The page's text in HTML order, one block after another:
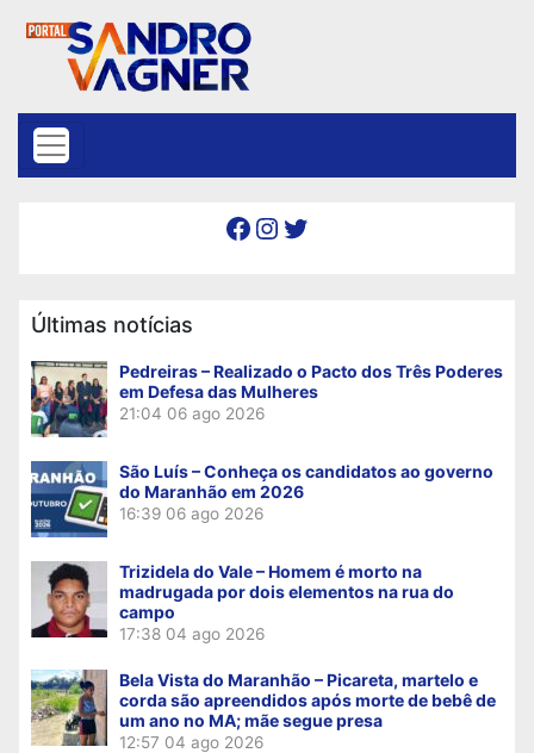
Facebook Instagram Twitter
Últimas notícias
Pedreiras – Realizado o Pacto dos Três Poderes
em Defesa das Mulheres
21:04 06 ago 2026
São Luís – Conheça os candidatos ao governo
do Maranhão em 2026
16:39 06 ago 2026
Trizidela do Vale – Homem é morto na
madrugada por dois elementos na rua do
campo
17:38 04 ago 2026
Bela Vista do Maranhão – Picareta, martelo e
corda são apreendidos após morte de bebê de
um ano no MA; mãe segue presa
12:57 04 ago 2026